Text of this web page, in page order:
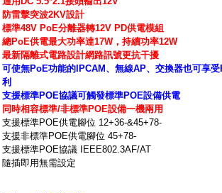
防雷擊突波2KV設計
標準48V PoE分離器轉12V PD供電模組
總PoE供電最大功率達17W，持續功率12W
最新隔離式電路設計網路訊號更抗干擾
可使無PoE功能的IPCAM、無線AP、交換器也可享
利
支援標準POE協議可觸發標準POE設備供電
同時相容標準/非標準POE設備一機兩用
支援標準POE供電腳位 12+36-&45+78-
支援非標準POE供電腳位 45+78-
支援標準POE協議 IEEE802.3AF/AT
隨插即用無需設定